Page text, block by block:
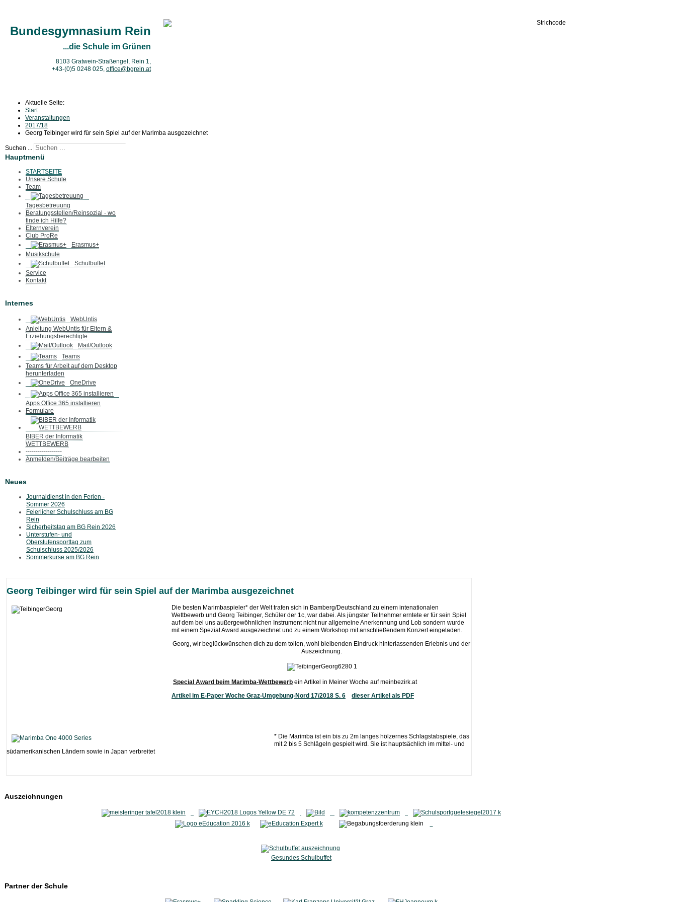
Bundesgymnasium Rein
...die Schule im Grünen
8103 Gratwein-Straßengel, Rein 1,
+43-(0)5 0248 025, office@bgrein.at
Aktuelle Seite:
Start
Veranstaltungen
2017/18
Georg Teibinger wird für sein Spiel auf der Marimba ausgezeichnet
Suchen ...
Hauptmenü
STARTSEITE
Unsere Schule
Team
Tagesbetreuung
Beratungsstellen/Reinsozial - wo
finde ich Hilfe?
Elternverein
Club ProRe
Erasmus+
Musikschule
Schulbuffet
Service
Kontakt
Internes
WebUntis
Anleitung WebUntis für Eltern &
Erziehungsberechtigte
Mail/Outlook
Teams
Teams für Arbeit auf dem Desktop
herunterladen
OneDrive
Apps Office 365 installieren
Formulare
BIBER der Informatik
WETTBEWERB
------------------
Anmelden/Beiträge bearbeiten
Neues
Journaldienst in den Ferien -
Sommer 2026
Feierlicher Schulschluss am BG
Rein
Sicherheitstag am BG Rein 2026
Unterstufen- und
Oberstufensporttag zum
Schulschluss 2025/2026
Sommerkurse am BG Rein
Georg Teibinger wird für sein Spiel auf der Marimba ausgezeichnet
Die besten Marimbaspieler* der Welt trafen sich in Bamberg/Deutschland zu einem intenationalen
Wettbewerb und Georg Teibinger, Schüler der 1c, war dabei. Als jüngster Teilnehmer erntete er für sein Spiel
auf dem bei uns außergewöhnlichen Instrument nicht nur allgemeine Anerkennung und Lob sondern wurde
mit einem Spezial Award ausgezeichnet und zu einem Workshop mit anschließendem Konzert eingeladen.
Georg, wir beglückwünschen dich zu dem tollen, wohl bleibenden Eindruck hinterlassenden Erlebnis und der
Auszeichnung.
Special Award beim Marimba-Wettbewerb ein Artikel in Meiner Woche auf meinbezirk.at
Artikel im E-Paper Woche Graz-Umgebung-Nord 17/2018 S. 6
dieser Artikel als PDF
* Die Marimba ist ein bis zu 2m langes hölzernes Schlagstabspiele, das
mit 2 bis 5 Schlägeln gespielt wird. Sie ist hauptsächlich im mittel- und
südamerikanischen Ländern sowie in Japan verbreitet
Auszeichnungen
Gesundes Schulbuffet
Partner der Schule